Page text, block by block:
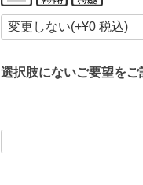
須
)
選択肢にないご要望をご